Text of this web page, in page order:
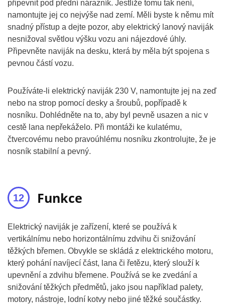
připevnit pod přední nárazník. Jestliže tomu tak není,
namontujte jej co nejvýše nad zemí. Měli byste k němu mít
snadný přístup a dejte pozor, aby elektrický lanový naviják
nesnižoval světlou výšku vozu ani nájezdové úhly.
Připevněte naviják na desku, která by měla být spojena s
pevnou částí vozu.
Používáte-li elektrický naviják 230 V, namontujte jej na zeď
nebo na strop pomocí desky a šroubů, popřípadě k
nosníku. Dohlédněte na to, aby byl pevně usazen a nic v
cestě lana nepřekáželo. Při montáži ke kulatému,
čtvercovému nebo pravoúhlému nosníku zkontrolujte, že je
nosník stabilní a pevný.
Funkce
Elektrický naviják je zařízení, které se používá k
vertikálnímu nebo horizontálnímu zdvihu či snižování
těžkých břemen. Obvykle se skládá z elektrického motoru,
který pohání navíjecí část, lana či řetězu, který slouží k
upevnění a zdvihu břemene. Používá se ke zvedání a
snižování těžkých předmětů, jako jsou například palety,
motory, nástroje, lodní kotvy nebo jiné těžké součástky.